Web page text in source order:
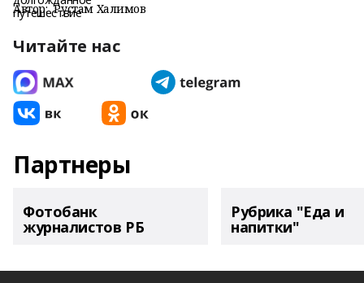
Автор: Рустам Халимов
Читайте нас
Партнеры
Фотобанк
журналистов РБ
Рубрика "Еда и
напитки"